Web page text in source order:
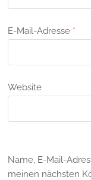
E-Mail-Adresse *
Website
Name, E-Mail-
meinen nächsten